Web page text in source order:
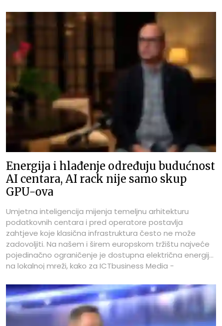
Energija i hlađenje određuju budućnost
AI centara, AI rack nije samo skup
GPU-ova
Umjetna inteligencija mijenja temeljnu arhitekturu
podatkovnih centara i pred operatore postavlja
zahtjeve koje klasična infrastruktura često ne može
zadovoljiti. Na našem i širem europskom tržištu najveće
pojedinačno ograničenje je dostupna električna energija
na lokalnoj mreži, kako za ICTbusiness Media -
centra, A1 Hrvatska. Prenamjena postojećeg objekta
prije svega podrazumijeva višestruko povećanje
električne snage po racku. Umjesto dosadašnjih 5 do 15
kW, novi AI ormari mogu zahtijevati od 40 do 120 i više kW.